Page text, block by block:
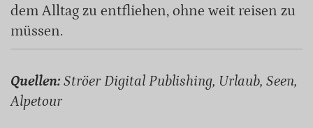
dem Alltag zu entfliehen, ohne weit reisen zu
müssen.
Quellen: Ströer Digital Publishing, Urlaub, Seen,
Alpetour